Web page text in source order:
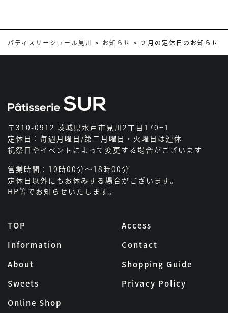
パティスリーシュール見川 > お知らせ > ２月の定休日のお知らせ
〒310-0912 茨城県水戸市見川2丁目170−1
定休日：毎週月曜日/第二月曜日・火曜日は連休
祝祭日やイベントによって変更する場合がございます
営業時間：10時00分～18時00分
定休日以外にもお休みする場合がございます。
HP等でお知らせいたします。
TOP
Information
About
Sweets
Online Shop
Access
Contact
Shopping Guide
Privacy Policy